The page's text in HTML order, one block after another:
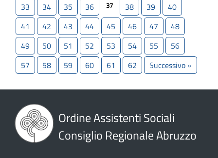
33
34 35 36 37 38 39
40
41
42 43 44 45 46 47
48
49
50 51 52 53 54 55
56
57
58 59 60 61 62 Successivo »
Ordine Assistenti Sociali
Consiglio Regionale Abruzzo